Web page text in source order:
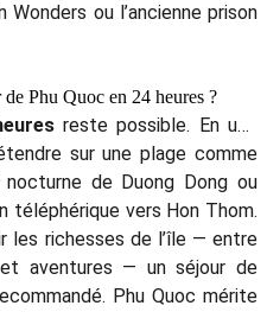
ou l’ancienne prison
Phu Quoc en 24 heures ?
reste possible. En une
sur une plage comme
de Duong Dong ou
téléphérique vers Hon Thom.
les richesses de l’île — entre
aventures — un séjour de
Phu Quoc mérite